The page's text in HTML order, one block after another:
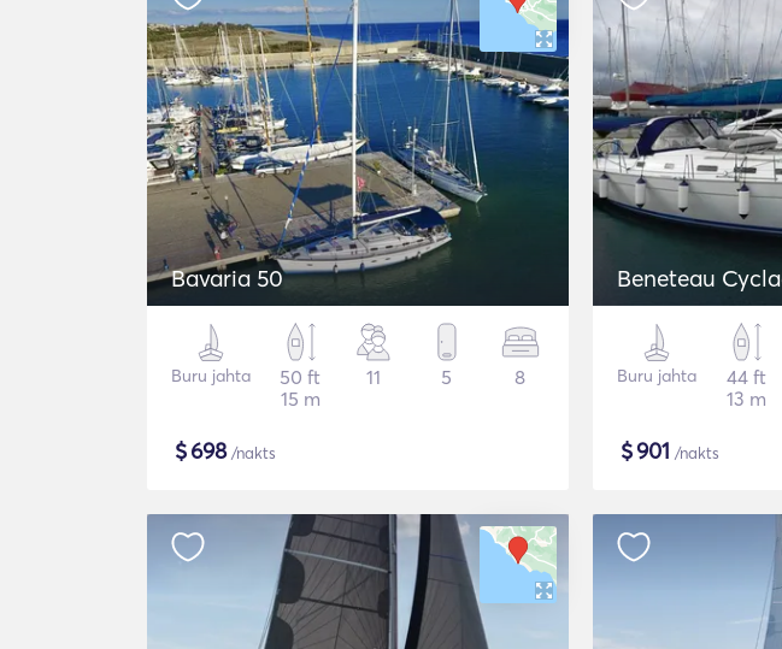
Bavaria 50
Buru jahta
50 ft
15 m
11 5 8
$698/nakts
Beneteau
Buru jahta
44 ft
13 m
$901 /nakts